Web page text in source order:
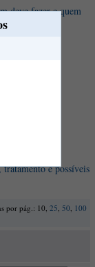
deve fazer e quem
ser feito?
tratamento e possíveis
por pág.: 10, 25, 50, 100